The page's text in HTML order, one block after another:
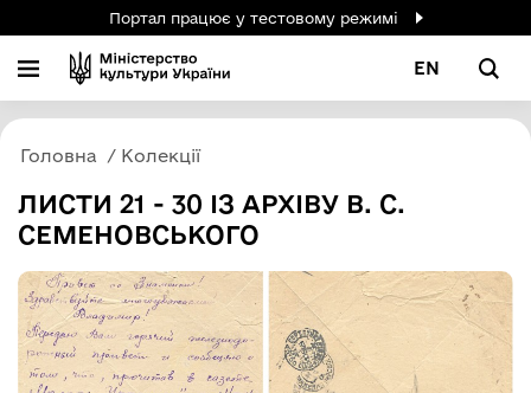
Портал працює у тестовому режимі
EN
Головна Колекції
ЛИСТИ 21 - 30 ІЗ АРХІВУ В. С.
СЕМЕНОВСЬКОГО